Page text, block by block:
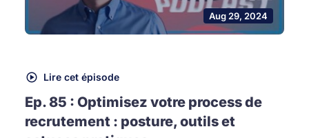
Aug 29, 2024
Lire cet épisode
Ep. 85 : Optimisez votre process de
recrutement : posture, outils et